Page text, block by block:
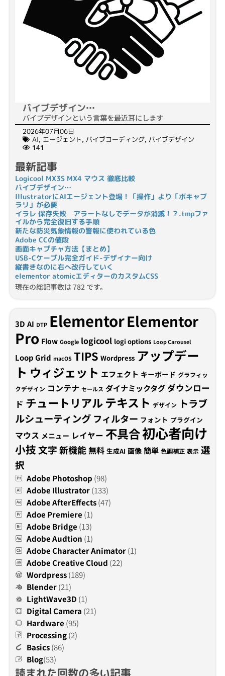
バイブデザイン…
バイブデザインという言葉を最近耳にします
2026年07月06日
AI, エージェント, バイブコーディング, バイブデザイン
141
最新記事
Logicool MX3S MX4 マウス 徹底比較
バイブデザイン…
IllustratorにAIエージェント登場！「操作」より「ボキャブ
ラリ」が必要
イラレ 保存失敗 アラートなしでデータが消滅！？.tmpファ
イルから完全復旧する手順
新たな防災気象情報の警報に使われている色
Adobe CCの値段
画面キャプチャ方法【まとめ】
USB-Cケーブル完全ガイド-デザイナー向け
縦書きなのに右へ改行していく
elementor atomicエディターのカスタムCSS
現在の総記事数は 782 です。
3D AI DTP ElementorElementor
Pro Flow Google logicool logi options Loop Carousel
Loop Grid macOS TIPS Wordpress アップデー
ト ウィジェット エフェクト キーボード グラフィッ
クデザイン コンテナ セールス ダイナミックタグダウンロー
ド チュートリアルテキスト デザイン トラブ
ルシューティング フィルター フォント プラグイン
マウス メニュー レイヤー 不具合初心者向け
小技文字新機能無料 生成AI 画像 簡単 色調補正 表示 選
択
Adobe Photoshop (98)
Adobe Illustrator(133)
Adobe AfterEffects(47)
Adoe Premiere (1)
Adobe Bridge (13)
Adobe Audtion (1)
Adobe Character Animator(1)
Adobe Creative Cloud (22)
Wordpress(189)
Blender(21)
LightWave3D (1)
Digital Camera (21)
Hardware (95)
Processing(2)
Basics(86)
Blog(53)
読まれた回数の多い記事